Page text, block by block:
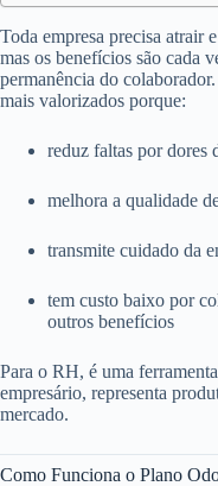
Toda empresa precisa atrair
mas os benefícios são cada
permanência do
mais valorizados porque:
reduz faltas por dores
melhora a qualidade
transmite cuidado da
tem custo baixo por
outros benefícios
Para o RH, é uma
empresário, representa
mercado.
Como Funciona o Plano